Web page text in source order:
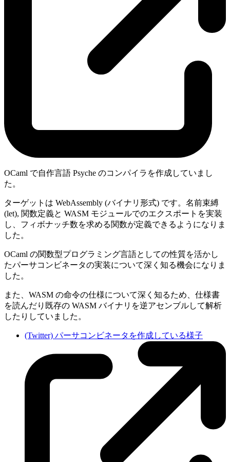
OCaml で自作言語 Psyche のコンパイラを作成していまし
た。
ターゲットは WebAssembly (バイナリ形式) です。名前束縛
(let), 関数定義と WASM モジュールでのエクスポートを実装
し、フィボナッチ数を求める関数が定義できるようになりま
した。
OCaml の関数型プログラミング言語としての性質を活かし
たパーサコンビネータの実装について深く知る機会になりま
した。
また、WASM の命令の仕様について深く知るため、仕様書
を読んだり既存の WASM バイナリを逆アセンブルして解析
したりしていました。
(Twitter) パーサコンビネータを作成している様子